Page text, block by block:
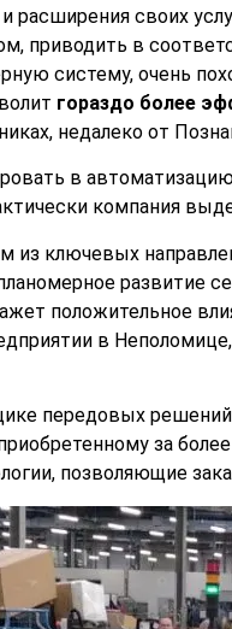
расширения своих
приводить в
систему, очень
гораздо более
недалеко от
в
компания
из ключевых
развитие
положительное
в
передовых
за
позволяющие